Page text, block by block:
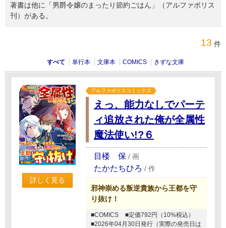
著書は他に「男爵令嬢のまったり節約ごはん」（アルファポリス
刊）がある。
13 件
すべて 単行本 文庫本 COMICS きずな文庫
詳しく見る
アルファポリスコミックス
えっ、能力なしでパーテ
ィ追放された俺が全属性
魔法使い!?６
目楼 保 / 画
たかたちひろ / 作
邪神崇める叛逆貴族から王都を守
り抜け！
■COMICS
■定価792円（10%税込）
■2026年04月30日発行（実際の発売日は